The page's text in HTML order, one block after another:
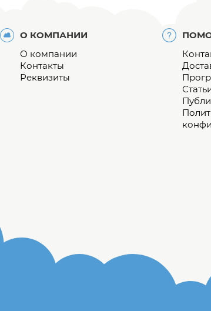
О КОМПАНИИ
О компании
Контакты
Реквизиты